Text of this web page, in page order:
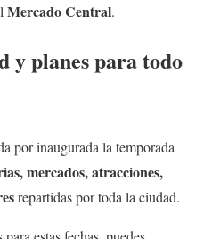
Mercado Central.
y planes para todo
por inaugurada la temporada
mercados, atracciones,
repartidas por toda la ciudad.